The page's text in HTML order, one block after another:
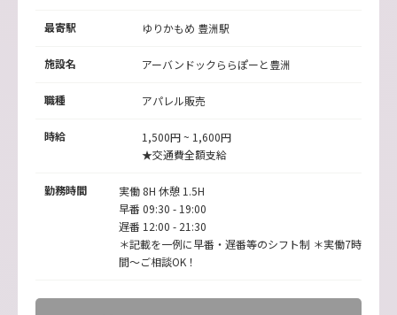
最寄駅 ゆりかもめ 豊洲駅
施設名 アーバンドックららぽーと豊洲
職種 アパレル販売
時給
1,500円 ~ 1,600円
★交通費全額支給
勤務時間
実働 8H 休憩 1.5H
早番 09:30 - 19:00
遅番 12:00 - 21:30
＊記載を一例に早番・遅番等のシフト制 ＊実働7時
間～ご相談OK！